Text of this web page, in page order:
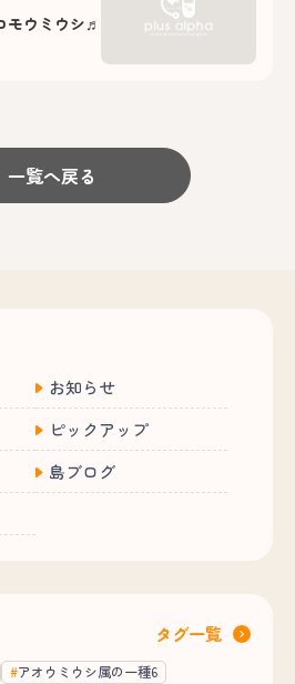
モウミウシ♬
一覧へ戻る
お知らせ
ピックアップ
島ブログ
タグ一覧
アオウミウシ属の一種6